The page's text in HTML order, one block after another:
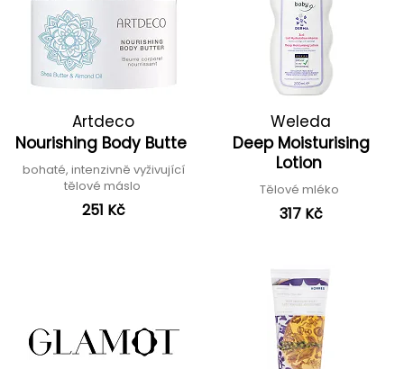
Artdeco
Nourishing Body Butte
bohaté, intenzivně vyživující
tělové máslo
251 Kč
Weleda
Deep Moisturising
Lotion
Tělové mléko
317 Kč